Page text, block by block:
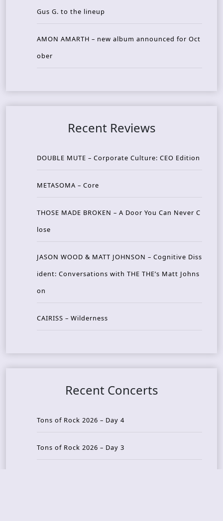
Gus G. to the lineup
AMON AMARTH – new album announced for Oct
ober
Recent Reviews
DOUBLE MUTE – Corporate Culture: CEO Edition
METASOMA – Core
THOSE MADE BROKEN – A Door You Can Never C
lose
JASON WOOD & MATT JOHNSON – Cognitive Diss
ident: Conversations with THE THE’s Matt Johns
on
CAIRISS – Wilderness
Recent Concerts
Tons of Rock 2026 – Day 4
Tons of Rock 2026 – Day 3